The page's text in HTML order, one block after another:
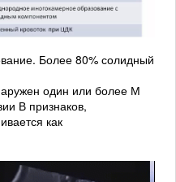
Более 80% солидный
один или более М
В признаков,
как